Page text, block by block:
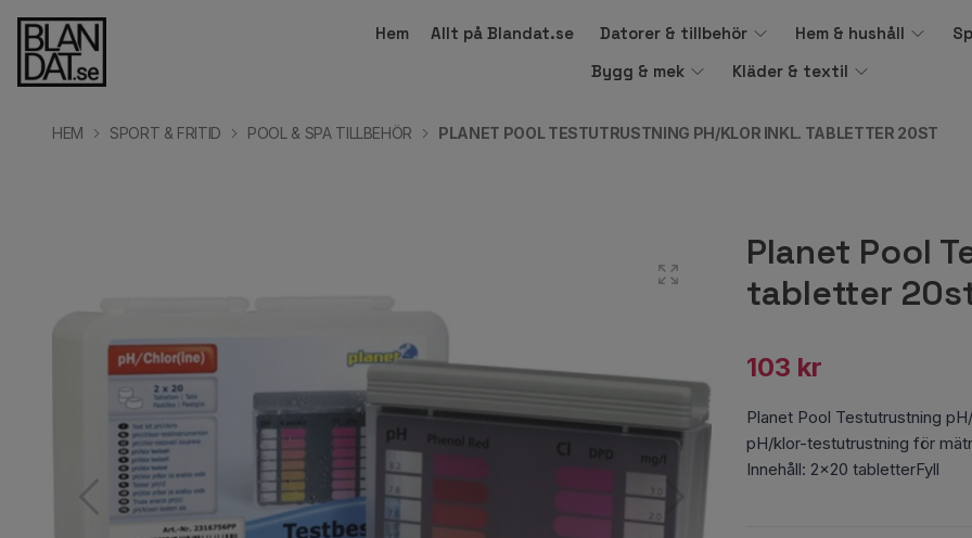
Hem Allt på Blandat.se Datorer & tillbehör Hem & hushåll
Bygg & mek
Kläder & textil
HEM SPORT & FRITID POOL & SPA TILLBEHÖR PLANET POOL TESTUTRUSTNING PH/KLOR INKL. TABLETTER 20ST
Planet Pool
tabletter
103 kr
Planet Pool Testutrustning
pH/klor-testutrustning för
Innehåll: 2x20 tabletterFyll